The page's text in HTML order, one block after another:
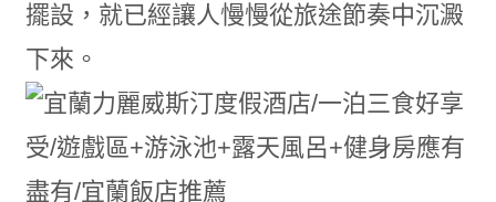
擺設，就已經讓人慢慢從旅途節奏中沉澱
下來。